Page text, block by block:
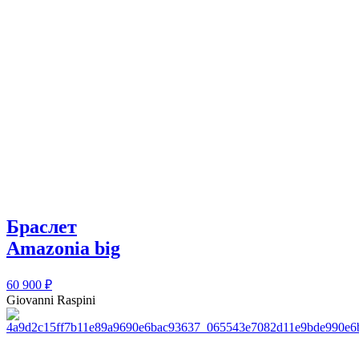
Браслет
Amazonia big
60 900 ₽
Giovanni Raspini